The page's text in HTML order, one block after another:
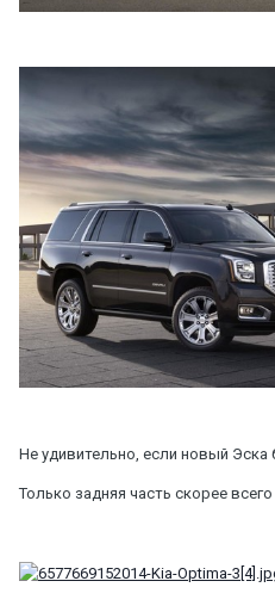
Не удивительно, если новый Эска
Только задняя часть скорее